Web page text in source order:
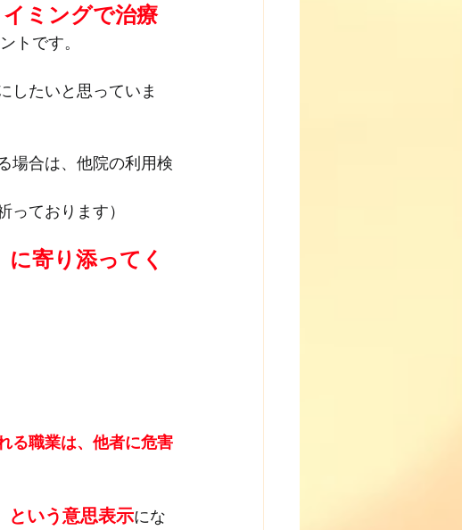
ミングで治療
トです。
したいと思っていま
場合は、他院の利用検
っております）
寄り添ってく
る職業は、他者に危害
という意思表示にな